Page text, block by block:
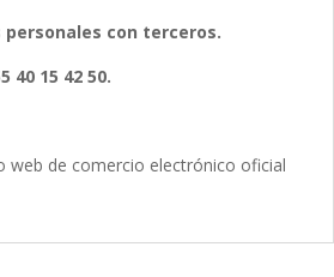
con terceros.
15 42 50.
web de comercio electrónico oficial